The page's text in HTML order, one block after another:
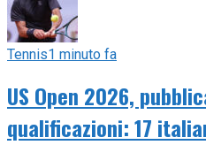
Tennis1 minuto fa
US Open 2026,
qualificazioni: 17